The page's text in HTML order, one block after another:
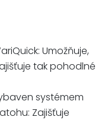
Umožňuje,
tak pohodlné
systémem
Zajišťuje